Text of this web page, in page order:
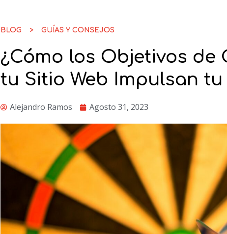
BLOG > GUÍAS Y CONSEJOS
¿Cómo los Objetivos de
tu Sitio Web Impulsan tu
Alejandro Ramos Agosto 31, 2023